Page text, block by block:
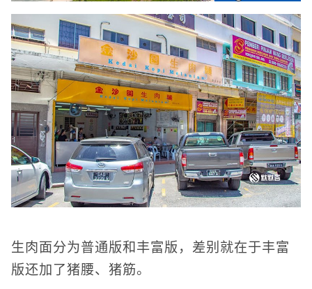
生肉面分为普通版和丰富版，差别就在于丰富
版还加了猪腰、猪筋。